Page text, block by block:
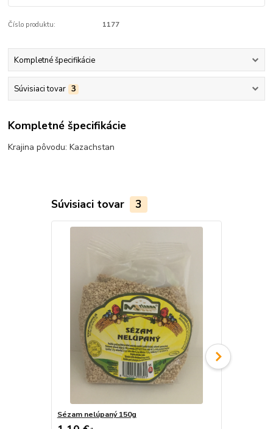
Číslo produktu: 1177
Kompletné špecifikácie
Súvisiaci tovar 3
Kompletné špecifikácie
Krajina pôvodu: Kazachstan
Súvisiaci tovar 3
Sézam nelúpaný 150g